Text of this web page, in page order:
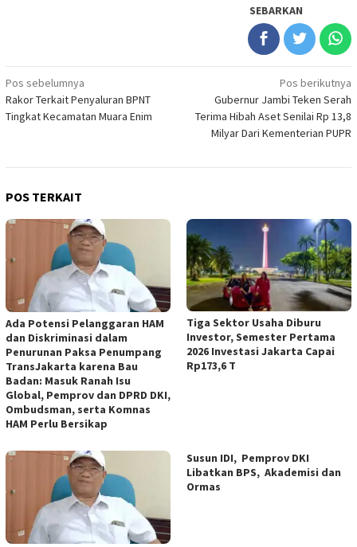
SEBARKAN
Navigasi
pos
Pos sebelumnya
Rakor Terkait Penyaluran BPNT
Tingkat Kecamatan Muara Enim
Pos berikutnya
Gubernur Jambi Teken Serah
Terima Hibah Aset Senilai Rp 13,8
Milyar Dari Kementerian PUPR
POS TERKAIT
Ada Potensi Pelanggaran HAM
dan Diskriminasi dalam
Penurunan Paksa Penumpang
TransJakarta karena Bau
Badan: Masuk Ranah Isu
Global, Pemprov dan DPRD DKI,
Ombudsman, serta Komnas
HAM Perlu Bersikap
Tiga Sektor Usaha Diburu
Investor, Semester Pertama
2026 Investasi Jakarta Capai
Rp173,6 T
Susun IDI, Pemprov DKI
Libatkan BPS, Akademisi dan
Ormas